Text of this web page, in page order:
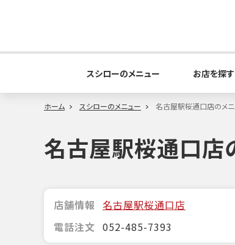
スシローのメニュー お店を探す
ホーム スシローのメニュー 名古屋駅桜通口店のメ
名古屋駅桜通口店
店舗情報 名古屋駅桜通口店
電話注文 052-485-7393